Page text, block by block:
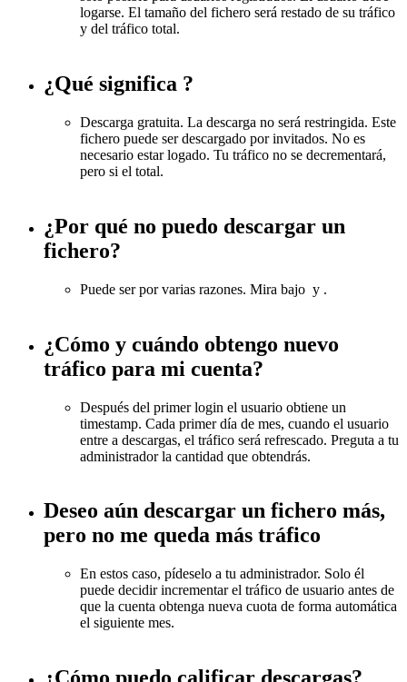
logarse. El tamaño del fichero será restado de su tráfico
y del tráfico total.
¿Qué significa ?
Descarga gratuita. La descarga no será restringida. Este
fichero puede ser descargado por invitados. No es
necesario estar logado. Tu tráfico no se decrementará,
pero si el total.
¿Por qué no puedo descargar un
fichero?
Puede ser por varias razones. Mira bajo y .
¿Cómo y cuándo obtengo nuevo
tráfico para mi cuenta?
Después del primer login el usuario obtiene un
timestamp. Cada primer día de mes, cuando el usuario
entre a descargas, el tráfico será refrescado. Preguta a tu
administrador la cantidad que obtendrás.
Deseo aún descargar un fichero más,
pero no me queda más tráfico
En estos caso, pídeselo a tu administrador. Solo él
puede decidir incrementar el tráfico de usuario antes de
que la cuenta obtenga nueva cuota de forma automática
el siguiente mes.